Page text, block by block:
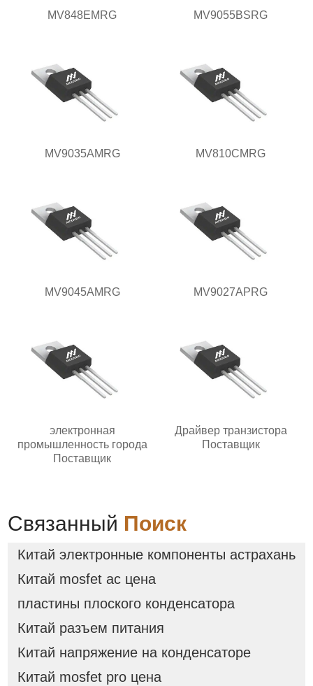
MV848EMRG MV9055BSRG
MV9035AMRG MV810CMRG
MV9045AMRG MV9027APRG
электронная
промышленность города
Поставщик
Драйвер транзистора
Поставщик
Связанный Поиск
Китай электронные компоненты астрахань
Китай mosfet ac цена
пластины плоского конденсатора
Китай разъем питания
Китай напряжение на конденсаторе
Китай mosfet pro цена